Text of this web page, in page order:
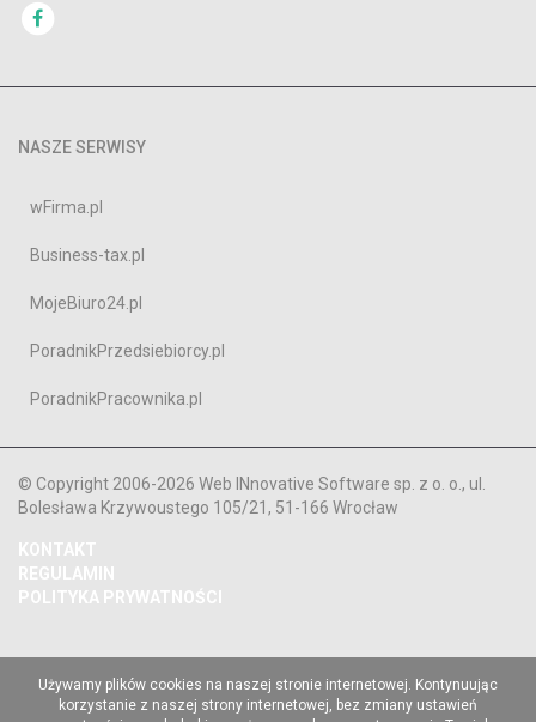
NASZE SERWISY
wFirma.pl
Business-tax.pl
MojeBiuro24.pl
PoradnikPrzedsiebiorcy.pl
PoradnikPracownika.pl
© Copyright 2006-2026 Web INnovative Software sp. z o. o., ul.
Bolesława Krzywoustego 105/21, 51-166 Wrocław
KONTAKT
REGULAMIN
POLITYKA PRYWATNOŚCI
Używamy plików cookies na naszej stronie internetowej. Kontynuując
korzystanie z naszej strony internetowej, bez zmiany ustawień